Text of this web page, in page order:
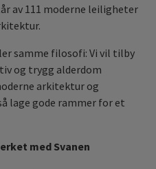
av 111 moderne leiligheter
samme filosofi: Vi vil tilby
og trygg alderdom
arkitektur og
lage gode rammer for et
med Svanen